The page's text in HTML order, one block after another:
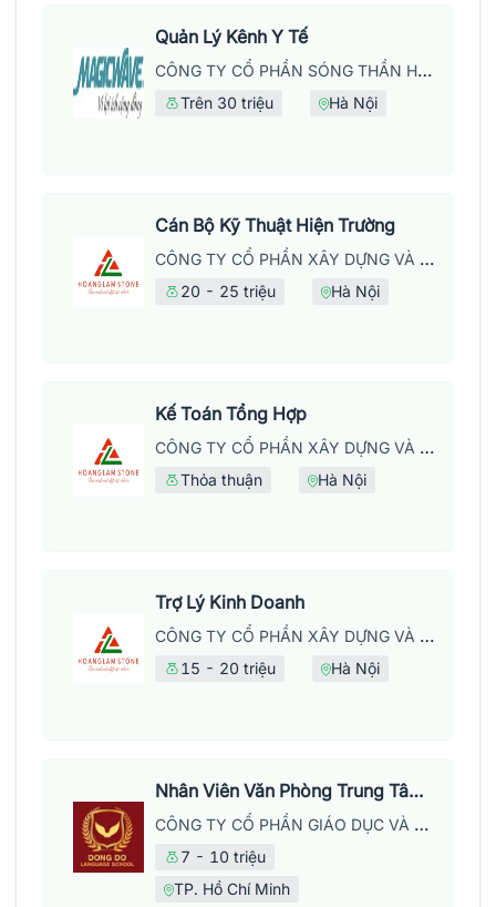
Quản Lý Kênh Y Tế
CÔNG TY CỔ PHẦN SÓNG THẦN HÀ NỘI
Trên 30 triệu Hà Nội
Cán Bộ Kỹ Thuật Hiện Trường
CÔNG TY CỔ PHẦN XÂY DỰNG VÀ PHÁT TRIỂN THƯƠNG MẠI HOÀNG LẦM
20 - 25 triệu Hà Nội
Kế Toán Tổng Hợp
CÔNG TY CỔ PHẦN XÂY DỰNG VÀ PHÁT TRIỂN THƯƠNG MẠI HOÀNG LẦM
Thỏa thuận Hà Nội
Trợ Lý Kinh Doanh
CÔNG TY CỔ PHẦN XÂY DỰNG VÀ PHÁT TRIỂN THƯƠNG MẠI HOÀNG LẦM
15 - 20 triệu Hà Nội
Nhân Viên Văn Phòng Trung Tâm Anh Ngữ
CÔNG TY CỔ PHẦN GIÁO DỤC VÀ NĂNG LƯỢNG ĐÔNG ĐÔ
7 - 10 triệu
TP. Hồ Chí Minh